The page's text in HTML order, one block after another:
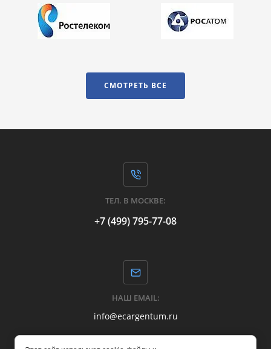
СМОТРЕТЬ ВСЕ
ТЕЛ. В МОСКВЕ:
+7 (499) 795-77-08
НАШ EMAIL:
info@ecargentum.ru